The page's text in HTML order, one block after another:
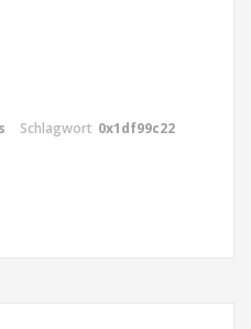
Schlagwort 0x1df99c22